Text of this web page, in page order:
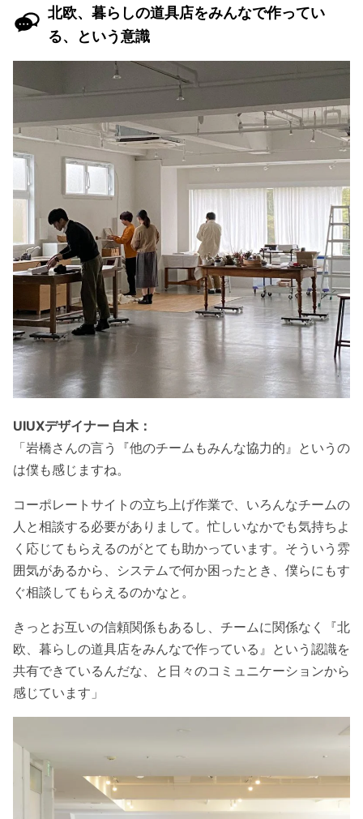
北欧、暮らしの道具店をみんなで作ってい
る、という意識
UIUXデザイナー 白木：
「岩橋さんの言う『他のチームもみんな協力的』というの
は僕も感じますね。
コーポレートサイトの立ち上げ作業で、いろんなチームの
人と相談する必要がありまして。忙しいなかでも気持ちよ
く応じてもらえるのがとても助かっています。そういう雰
囲気があるから、システムで何か困ったとき、僕らにもす
ぐ相談してもらえるのかなと。
きっとお互いの信頼関係もあるし、チームに関係なく『北
欧、暮らしの道具店をみんなで作っている』という認識を
共有できているんだな、と日々のコミュニケーションから
感じています」